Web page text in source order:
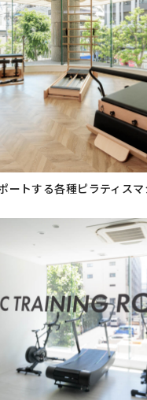
ートする各種ピラティスマ